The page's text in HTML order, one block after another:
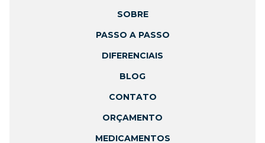
SOBRE
PASSO A PASSO
DIFERENCIAIS
BLOG
CONTATO
ORÇAMENTO
MEDICAMENTOS